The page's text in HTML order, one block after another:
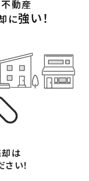
動産
に強い！
却は
い！